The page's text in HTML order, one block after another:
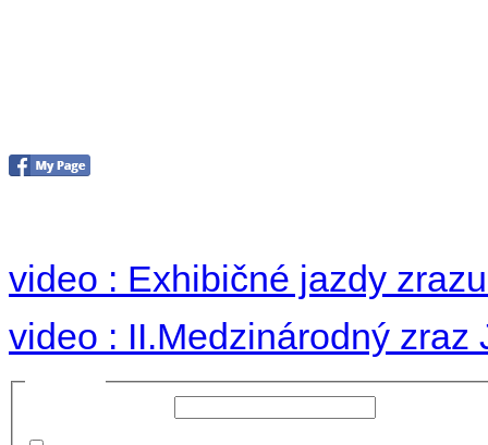
video : Exhibičné jazdy
video : II.Medzinárodný zraz